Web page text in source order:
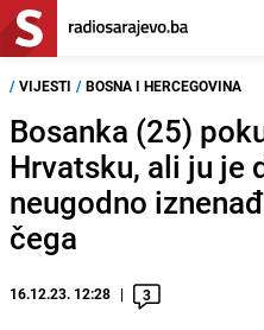
/ VIJESTI / BOSNA I HERCEGOVINA
Bosanka (25)
Hrvatsku, ali ju je
neugodno
čega
16.12.23. 12:28 3